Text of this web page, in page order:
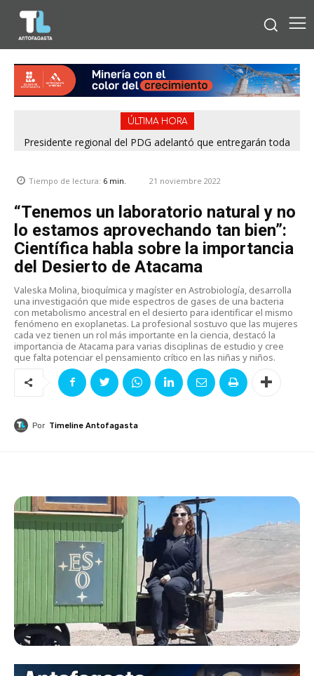
ÚLTIMA HORA
Presidente regional del PDG adelantó que entregarán toda
Municipio plantea asumir parte de las obras para destrabar
Tiempo de lectura: 6 min. 21 noviembre 2022
“Tenemos un laboratorio natural y no
lo estamos aprovechando tan bien”:
Científica habla sobre la importancia
del Desierto de Atacama
Valeska Molina, bioquímica y magíster en Astrobiología, desarrolla
una investigación que mide espectros de gases de una bacteria
con metabolismo ancestral en el desierto para identificar el mismo
fenómeno en exoplanetas. La profesional sostuvo que las mujeres
cada vez tienen un rol más importante en la ciencia, destacó la
importancia de Atacama para varias disciplinas de estudio y cree
que falta potenciar el pensamiento crítico en las niñas y niños.
Por Timeline Antofagasta